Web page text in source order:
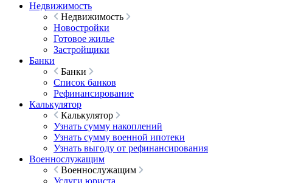
Недвижимость
Недвижимость
Новостройки
Готовое жилье
Застройщики
Банки
Банки
Список банков
Рефинансирование
Калькулятор
Калькулятор
Узнать сумму накоплений
Узнать сумму военной ипотеки
Узнать выгоду от рефинансирования
Военнослужащим
Военнослужащим
Услуги юриста